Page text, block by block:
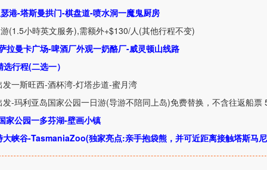
港-塔斯曼拱门-棋盘道-喷水洞一魔鬼厨房
(1.5小時英文服务),需额外+$130/人(其他行程不变)
拉曼卡广场-啤酒厂外观一奶酪厂-威灵顿山线路
选行程(二选一）
发一斯旺西-酒杯湾-灯塔步道-蜜月湾
发-玛利亚岛国家公园一日游(导游不陪同上岛)免费替换，不含往返船票
家公园一多芬湖-壁画小镇
大峡谷-TasmaniaZoo(独家亮点:亲手抱袋熊，并可近距离接触塔斯马